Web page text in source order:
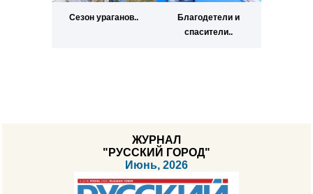
Сезон ураганов..
Благодетели и
спасители..
ЖУРНАЛ
"РУССКИЙ ГОРОД"
Июнь, 2026